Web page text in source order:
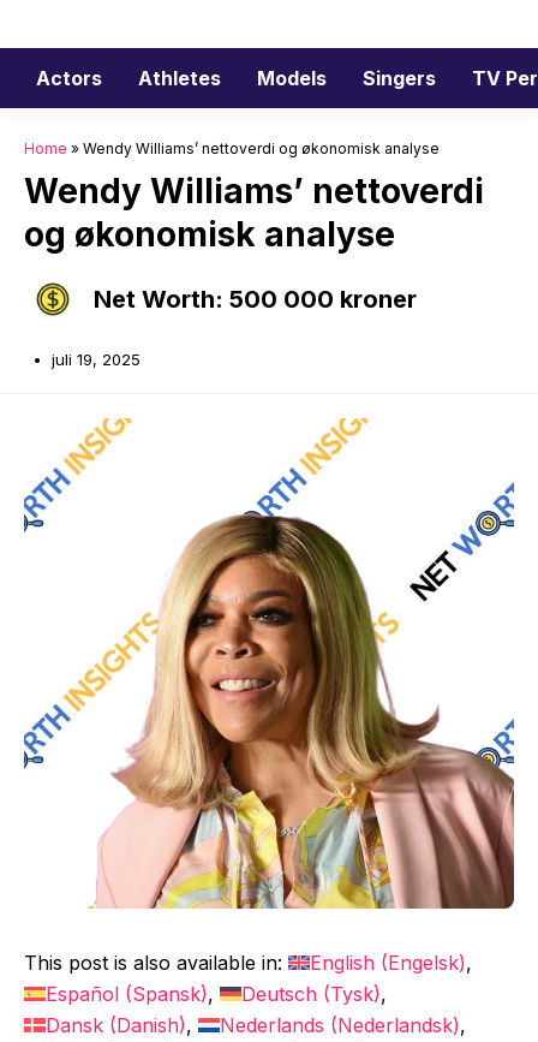
til
innholdActors Athletes Models Singers TV
Home » Wendy Williams’ nettoverdi og økonomisk analyse
Wendy Williams’ nettoverdi
og økonomisk analyse
Net Worth: 500 000 kroner
juli 19, 2025
This post is also available in: English (Engelsk)
Español (Spansk) Deutsch (Tysk)
Dansk (Danish) Nederlands (Nederlandsk)